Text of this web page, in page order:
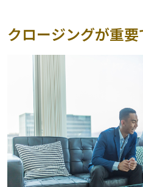
クロージングが重